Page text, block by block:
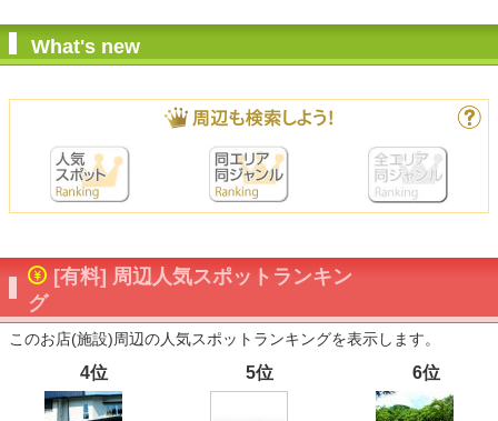
What's new
[有料] 周辺人気スポットランキン
グ
このお店(施設)周辺の人気スポットランキングを表示します。
4位 5位 6位